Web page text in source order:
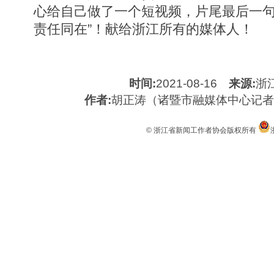
心给自己做了一个短视频，片尾最后一
责任同在”！献给浙江所有的媒体人！
时间:2021-08-16来源:浙
作者:胡正涛（诸暨市融媒体中心
© 浙江省新闻工作者协会版权所有